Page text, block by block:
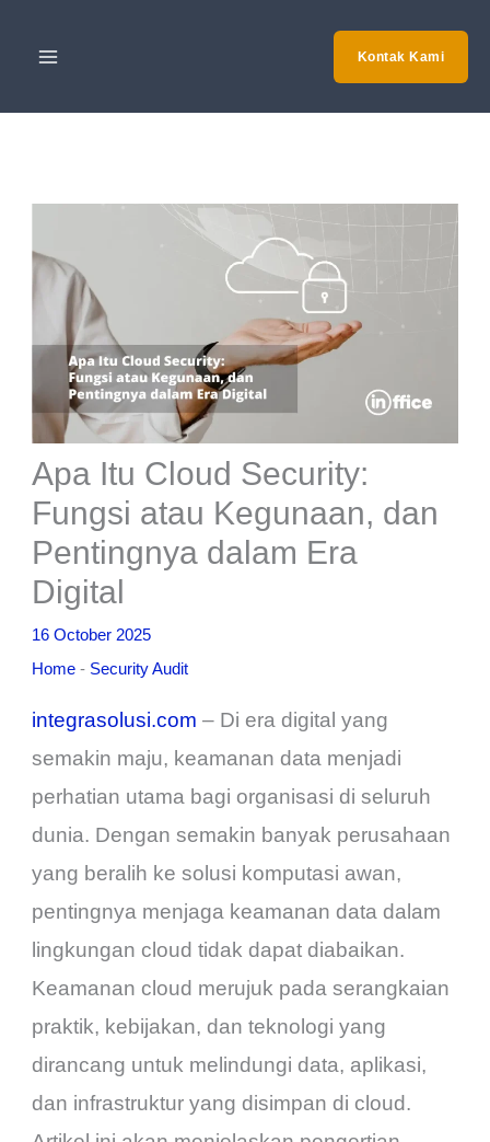
Kontak Kami
Apa Itu Cloud Security:
Fungsi atau Kegunaan, dan
Pentingnya dalam Era
Digital
16 October 2025
Home - Security Audit
integrasolusi.com – Di era digital yang
semakin maju, keamanan data menjadi
perhatian utama bagi organisasi di seluruh
dunia. Dengan semakin banyak perusahaan
yang beralih ke solusi komputasi awan,
pentingnya menjaga keamanan data dalam
lingkungan cloud tidak dapat diabaikan.
Keamanan cloud merujuk pada serangkaian
praktik, kebijakan, dan teknologi yang
dirancang untuk melindungi data, aplikasi,
dan infrastruktur yang disimpan di cloud.